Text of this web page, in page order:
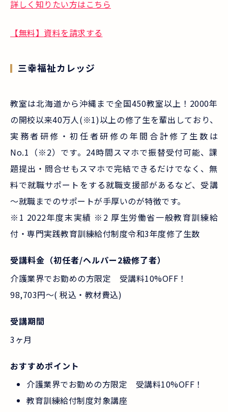
詳しく知りたい方はこちら
【無料】資料を請求する
三幸福祉カレッジ
教室は北海道から沖縄まで全国450教室以上！2000年
の開校以来40万人(※1)以上の修了生を輩出しており、
実務者研修・初任者研修の年間合計修了生数は
No.1（※2）です。24時間スマホで振替受付可能、課
題提出・問合せもスマホで完結できるだけでなく、無
料で就職サポートをする就職支援部があるなど、受講
～就職までのサポートが手厚いのが特徴です。
※1 2022年度末実績 ※2 厚生労働省一般教育訓練給
付・専門実践教育訓練給付制度令和3年度修了生数
受講料金（初任者/ヘルパー2級修了者）
介護業界でお勤めの方限定 受講料10%OFF！
98,703円～( 税込・教材費込)
受講期間
3ヶ月
おすすめポイント
介護業界でお勤めの方限定 受講料10%OFF！
教育訓練給付制度対象講座